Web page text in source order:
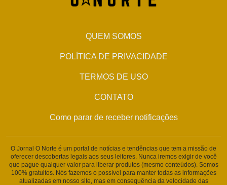
QUEM SOMOS
POLÍTICA DE PRIVACIDADE
TERMOS DE USO
CONTATO
Como parar de receber notificações
O Jornal O Norte é um portal de notícias e tendências que tem a missão de
oferecer descobertas legais aos seus leitores. Nunca iremos exigir de você
que pague qualquer valor para liberar produtos (mesmo conteúdos). Somos
100% gratuitos. Nós fazemos o possível para manter todas as informações
atualizadas em nosso site, mas em consequência da velocidade das